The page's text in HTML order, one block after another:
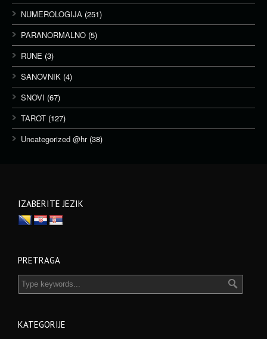
NUMEROLOGIJA (251)
PARANORMALNO (5)
RUNE (3)
SANOVNIK (4)
SNOVI (67)
TAROT (127)
Uncategorized @hr(38)
IZABERITE JEZIK
PRETRAGA
KATEGORIJE